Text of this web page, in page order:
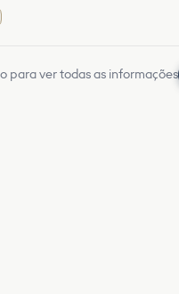
para ver todas as informações